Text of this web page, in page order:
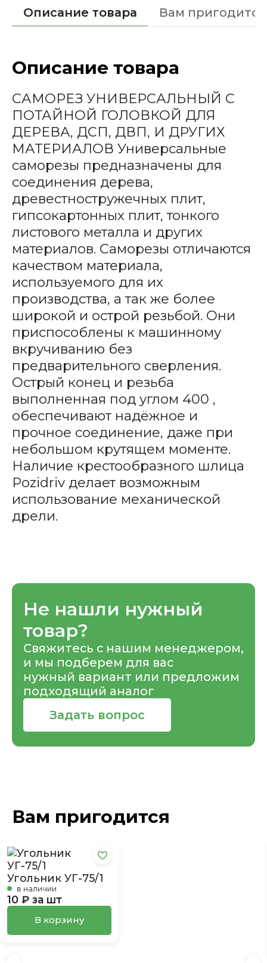
Описание товара Вам пригодится
Описание товара
САМОРЕЗ УНИВЕРСАЛЬНЫЙ С
ПОТАЙНОЙ ГОЛОВКОЙ ДЛЯ
ДЕРЕВА, ДСП, ДВП, И ДРУГИХ
МАТЕРИАЛОВ Универсальные
саморезы предназначены для
соединения дерева,
древестностружечных плит,
гипсокартонных плит, тонкого
листового металла и других
материалов. Саморезы отличаются
качеством материала,
используемого для их
производства, а так же более
широкой и острой резьбой. Они
приспособлены к машинному
вкручиванию без
предварительного сверления.
Острый конец и резьба
выполненная под углом 400 ,
обеспечивают надёжное и
прочное соединение, даже при
небольшом крутящем моменте.
Наличие крестообразного шлица
Pozidriv делает возможным
использование механической
дрели.
Не нашли нужный
товар?
Свяжитесь с нашим менеджером,
и мы подберем для вас
нужный вариант или предложим
подходящий аналог
Задать вопрос
Вам пригодится
Угольник УГ-75/1
в наличии
10 ₽ за шт
В корзину